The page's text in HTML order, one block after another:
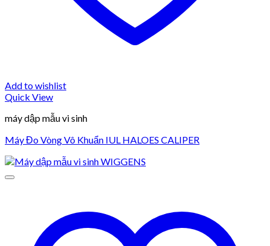
Add to wishlist
Quick View
máy dập mẫu vi sinh
Máy Đo Vòng Vô Khuẩn IUL HALOES CALIPER